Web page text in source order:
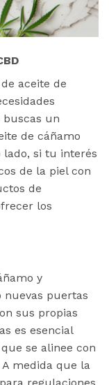
aceite de
buscas un
de cáñamo
si tu interés
de la piel con
de
los
y
nuevas puertas
sus propias
es esencial
se alinee con
medida que la